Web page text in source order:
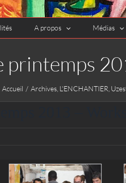
A propos Médias
printemps
Accueil Archives L'ENCHANTIER